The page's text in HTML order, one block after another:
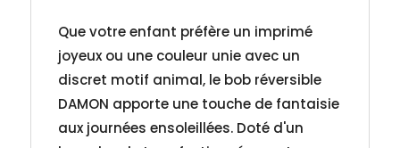
Que votre enfant préfère un imprimé
joyeux ou une couleur unie avec un
discret motif animal, le bob réversible
DAMON apporte une touche de fantaisie
aux journées ensoleillées. Doté d'un